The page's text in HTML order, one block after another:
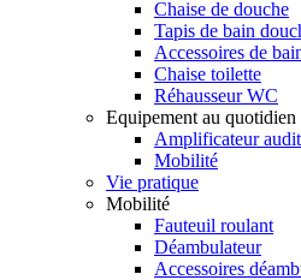
Chaise de douche
Tapis de bain
Accessoires de
Chaise toilette
Réhausseur WC
Equipement au quotidien
Amplificateur
Mobilité
Vie pratique
Mobilité
Fauteuil roulant
Déambulateur
Accessoires